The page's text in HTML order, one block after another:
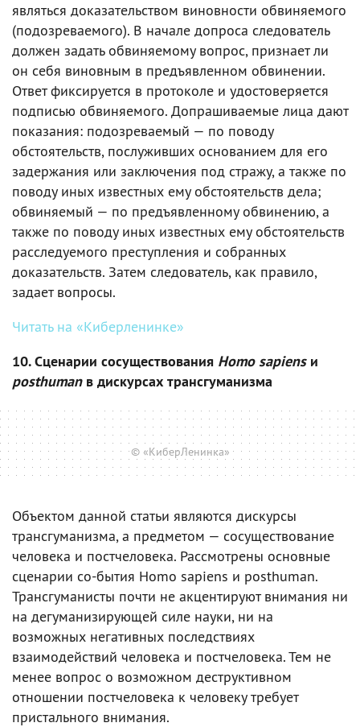
являться доказательством виновности обвиняемого
(подозреваемого). В начале допроса следователь
должен задать обвиняемому вопрос, признает ли
он себя виновным в предъявленном обвинении.
Ответ фиксируется в протоколе и удостоверяется
подписью обвиняемого. Допрашиваемые лица дают
показания: подозреваемый — по поводу
обстоятельств, послуживших основанием для его
задержания или заключения под стражу, а также по
поводу иных известных ему обстоятельств дела;
обвиняемый — по предъявленному обвинению, а
также по поводу иных известных ему обстоятельств
расследуемого преступления и собранных
доказательств. Затем следователь, как правило,
задает вопросы.
Читать на «Киберленинке»
10. Сценарии сосуществования Homo sapiensи
posthumanв дискурсах трансгуманизма
© «КиберЛенинка»
Объектом данной статьи являются дискурсы
трансгуманизма, а предметом — сосуществование
человека и постчеловека. Рассмотрены основные
сценарии со-бытия Homo sapiens и posthuman.
Трансгуманисты почти не акцентируют внимания ни
на дегуманизирующей силе науки, ни на
возможных негативных последствиях
взаимодействий человека и постчеловека. Тем не
менее вопрос о возможном деструктивном
отношении постчеловека к человеку требует
пристального внимания.